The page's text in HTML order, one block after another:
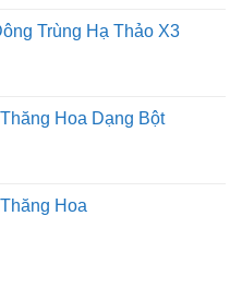
Trùng Hạ Thảo X3
Hoa Dạng Bột
Hoa